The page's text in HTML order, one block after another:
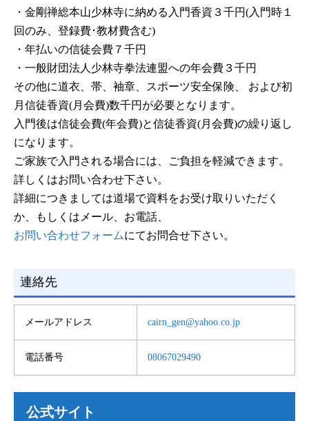
・金剛禅総本山少林寺に納める入門香資３千円(入門時１
回のみ、登録費･教材費含む)
・年払いの信徒会費７千円
・一般財団法人少林寺拳法連盟への年会費３千円
その他に道衣、帯、袖章、スポーツ安全保険、 および初
月信徒香資(月会費)数千円が必要となります。
入門後は信徒会費(年会費)と信徒香資(月会費)の繰り返し
になります。
ご家族で入門される場合には、ご負担を軽減できます。
詳しくはお問い合わせ下さい。
詳細につきましては道場で資料をお受け取りいただく
か、もしくはメール、お電話、
お問い合わせフォームにてお問合せ下さい。
連絡先
メールアドレス cairn_gen@yahoo.co.jp
電話番号 08067029490
公式サイト